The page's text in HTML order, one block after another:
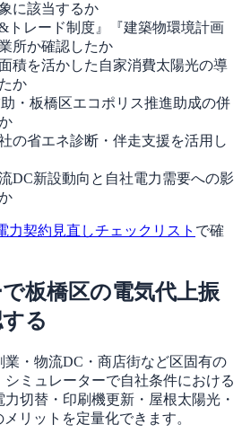
に該当するか
トレード制度』『建築物環境計画
所か確認したか
積を活かした自家消費太陽光の導
か
・板橋区エコポリス推進助成の併
の省エネ診断・伴走支援を活用し
DC新設動向と自社電力需要への影
力契約見直しチェックリスト で確
板橋区の電気代上振
る
・物流DC・商店街など区固有の
ミュレーターで自社条件における
力切替・印刷機更新・屋根太陽光・
リットを定量化できます。